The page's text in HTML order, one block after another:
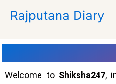
Rajputana Diary
Welcome to Shiksha247,